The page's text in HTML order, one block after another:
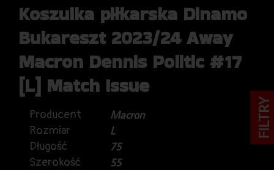
Koszulka piłkarska Dinamo
Bukareszt 2023/24 Away
Macron Dennis Politic #17
[L] Match Issue
Producent
Macron
Rozmiar
L
Długość
75
Szerokość
55
FILTRY